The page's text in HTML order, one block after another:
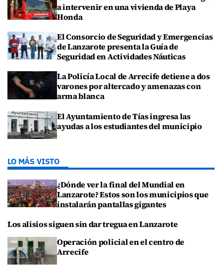
a intervenir en una vivienda de Playa
Honda
El Consorcio de Seguridad y Emergencias
de Lanzarote presenta la Guía de
Seguridad en Actividades Náuticas
La Policía Local de Arrecife detiene a dos
varones por altercado y amenazas con
arma blanca
El Ayuntamiento de Tías ingresa las
ayudas a los estudiantes del municipio
LO MÁS VISTO
¿Dónde ver la final del Mundial en
Lanzarote? Estos son los municipios que
instalarán pantallas gigantes
Los alisios siguen sin dar tregua en Lanzarote
Operación policial en el centro de
Arrecife